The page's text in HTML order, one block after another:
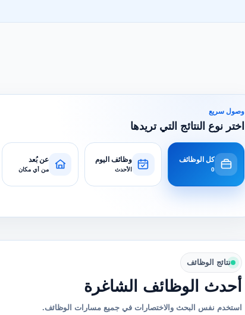
وصول سريع
اختر نوع النتائج التي تريدها
كل الوظائف
0
وظائف اليوم
الأحدث
عن بُعد
من أي مكان
نتائج الوظائف
أحدث الوظائف الشاغرة
استخدم نفس البحث والاختصارات في جميع مسارات الوظائف.